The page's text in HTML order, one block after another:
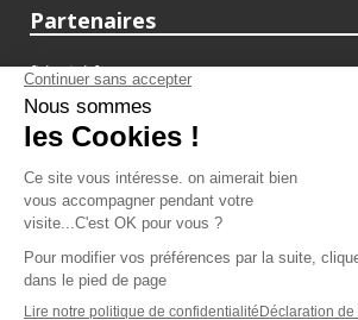
Partenaires
fiducial.fr
lyoncapitale.fr
olympique-et-lyonnais.com
L'application Iphone / Android
Téléchargez
Les cookies